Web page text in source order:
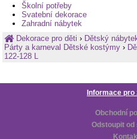
Školní potřeby
Svatební dekorace
Zahradní nábytek
Dekorace pro děti› Dětský
Párty a karneval Dětské kostýmy ›
122-128 L
Informace pro
Obchodní
Odstoupit